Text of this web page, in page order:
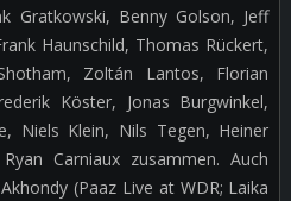
Gratkowski, Benny Golson, Jeff
Haunschild, Thomas Rückert,
Zoltán Lantos, Florian
Köster, Jonas Burgwinkel,
Niels Klein, Nils Tegen, Heiner
Carniaux zusammen. Auch
(Paaz Live at WDR; Laika